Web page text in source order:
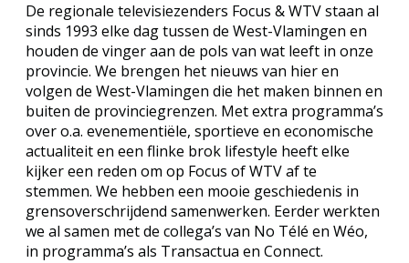
De regionale televisiezenders Focus & WTV staan al
sinds 1993 elke dag tussen de West-Vlamingen en
houden de vinger aan de pols van wat leeft in onze
provincie. We brengen het nieuws van hier en
volgen de West-Vlamingen die het maken binnen en
buiten de provinciegrenzen. Met extra programma’s
over o.a. evenementiële, sportieve en economische
actualiteit en een flinke brok lifestyle heeft elke
kijker een reden om op Focus of WTV af te
stemmen. We hebben een mooie geschiedenis in
grensoverschrijdend samenwerken. Eerder werkten
we al samen met de collega’s van No Télé en Wéo,
in programma’s als Transactua en Connect.